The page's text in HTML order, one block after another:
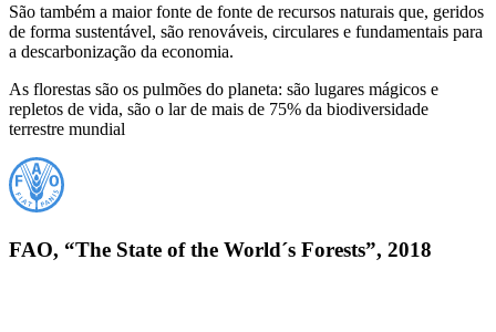
São também a maior fonte de fonte de recursos naturais que, geridos
de forma sustentável, são renováveis, circulares e fundamentais para
a descarbonização da economia.
As florestas são os pulmões do planeta: são lugares mágicos e
repletos de vida, são o lar de mais de 75% da biodiversidade
terrestre mundial
FAO, “The State of the World´s Forests”, 2018